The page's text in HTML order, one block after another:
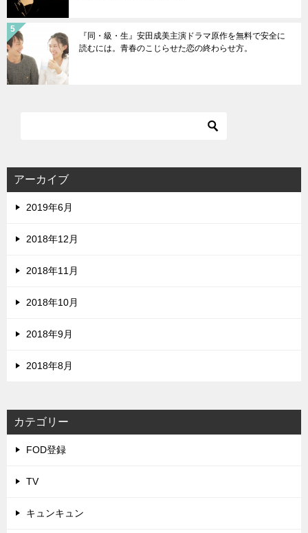
『同・級・生』安田成美主演ドラマ原作を無料で安全に
読むには。青春のこじらせた恋の終わらせ方。
アーカイブ
2019年6月
2018年12月
2018年11月
2018年10月
2018年9月
2018年8月
カテゴリー
FOD登録
TV
キュンキュン